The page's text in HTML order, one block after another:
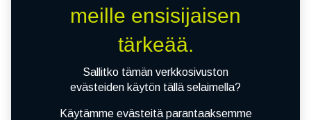
Emme löytäneet yhtään
tuotetta!
meille ensisijaisen
tärkeää.
Sallitko tämän verkkosivuston
evästeiden käytön tällä selaimella?
Käytämme evästeitä parantaaksemme